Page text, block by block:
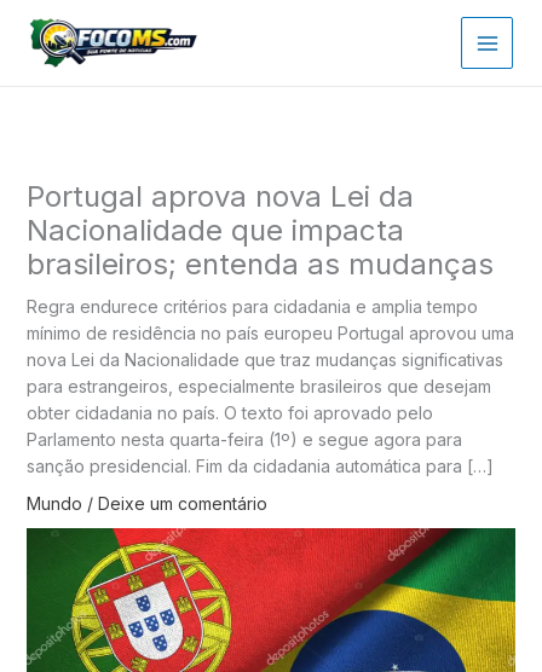
para
Portugal aprova nova Lei da
Nacionalidade que impacta
brasileiros; entenda as mudanças
Regra endurece critérios para cidadania e amplia tempo
mínimo de residência no país europeu Portugal aprovou uma
nova Lei da Nacionalidade que traz mudanças significativas
para estrangeiros, especialmente brasileiros que desejam
obter cidadania no país. O texto foi aprovado pelo
Parlamento nesta quarta-feira (1º) e segue agora para
sanção presidencial. Fim da cidadania automática para […]
Mundo / Deixe um comentário